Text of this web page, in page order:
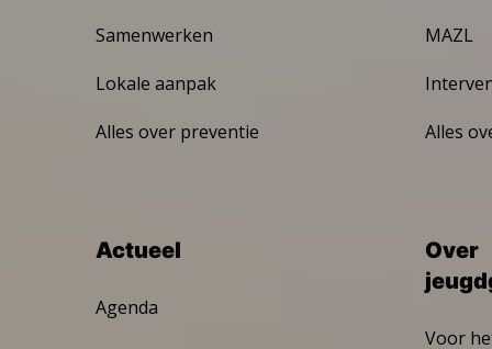
Samenwerken
Lokale aanpak
Alles over preventie
MAZL
Alles
Actueel
Agenda
Over
Voor